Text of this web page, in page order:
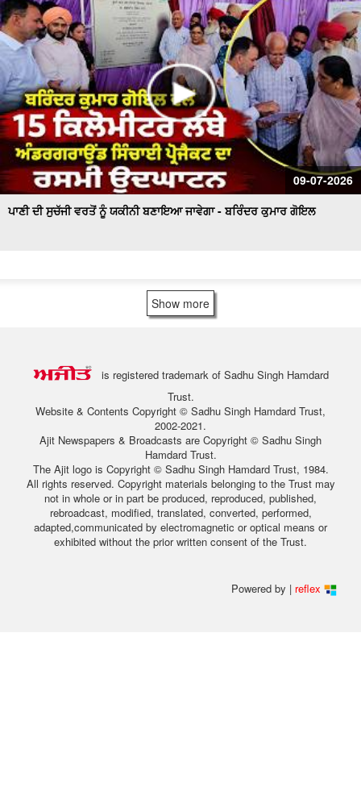
09-07-2026
ਪਾਣੀ ਦੀ ਸੁਚੱਜੀ ਵਰਤੋਂ ਨੂੰ ਯਕੀਨੀ ਬਣਾਇਆ ਜਾਵੇਗਾ - ਬਰਿੰਦਰ ਕੁਮਾਰ ਗੋਇਲ
Show more
is registered trademark of Sadhu Singh Hamdard
Trust.
Website & Contents Copyright © Sadhu Singh Hamdard Trust,
2002-2021.
Ajit Newspapers & Broadcasts are Copyright © Sadhu Singh
Hamdard Trust.
The Ajit logo is Copyright © Sadhu Singh Hamdard Trust, 1984.
All rights reserved. Copyright materials belonging to the Trust may
not in whole or in part be produced, reproduced, published,
rebroadcast, modified, translated, converted, performed,
adapted,communicated by electromagnetic or optical means or
exhibited without the prior written consent of the Trust.
Powered by | reflex